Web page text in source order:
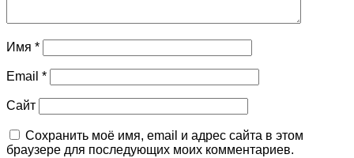
Имя *
Email *
Сайт
Сохранить моё имя, email и адрес сайта в этом
браузере для последующих моих комментариев.